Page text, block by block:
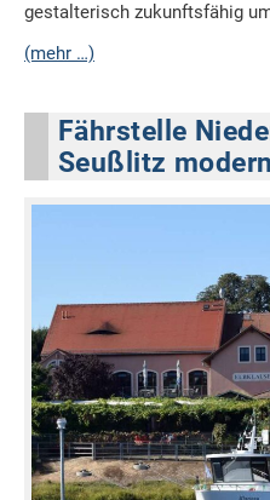
gestalterisch zukunftsfähig
(mehr …)
Fährstelle
Seußlitz